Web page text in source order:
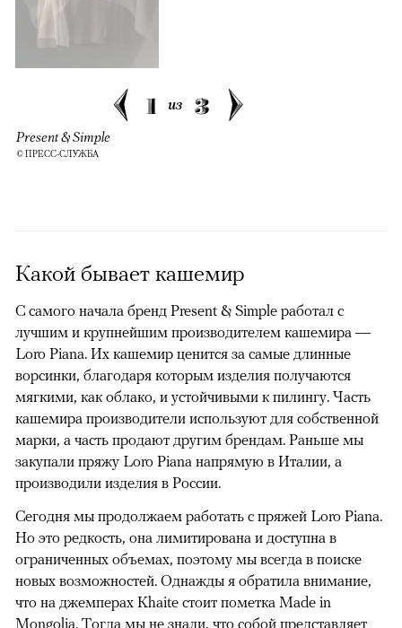
1 из 3
Present & Simple
© ПРЕСС-СЛУЖБА
Какой бывает кашемир
С самого начала бренд Present & Simple работал с
лучшим и крупнейшим производителем кашемира —
Loro Piana. Их кашемир ценится за самые длинные
ворсинки, благодаря которым изделия получаются
мягкими, как облако, и устойчивыми к пилингу. Часть
кашемира производители используют для собственной
марки, а часть продают другим брендам. Раньше мы
закупали пряжу Loro Piana напрямую в Италии, а
производили изделия в России.
Сегодня мы продолжаем работать с пряжей Loro Piana.
Но это редкость, она лимитирована и доступна в
ограниченных объемах, поэтому мы всегда в поиске
новых возможностей. Однажды я обратила внимание,
что на джемперах Khaite стоит пометка Made in
Mongolia. Тогда мы не знали, что собой представляет